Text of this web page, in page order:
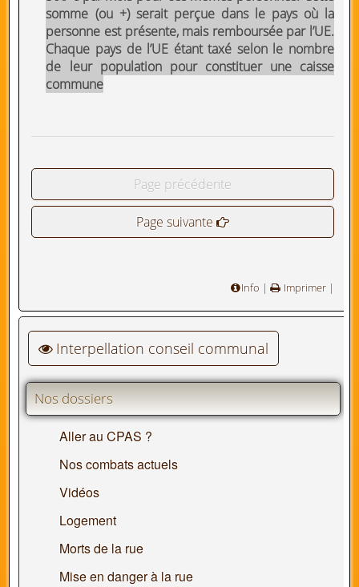
somme (ou +) serait perçue dans le pays où la
personne est présente, mais remboursée par l’UE.
Chaque pays de l’UE étant taxé selon le nombre
de leur population pour constituer une caisse
commune
Page précédente
Page suivante
Info | Imprimer|
Interpellation conseil communal
Nos dossiers
Aller au CPAS ?
Nos combats actuels
Vidéos
Logement
Morts de la rue
Mise en danger à la rue